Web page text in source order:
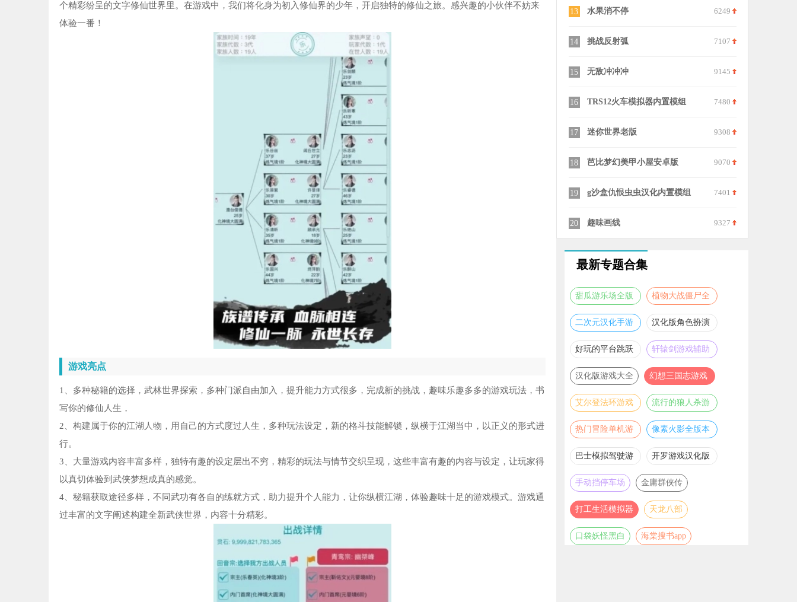
个精彩纷呈的文字修仙世界里。在游戏中，我们将化身为初入修仙界的少年，开启独特的修仙之旅。感兴趣的小伙伴不妨来
体验一番！
游戏亮点
1、多种秘籍的选择，武林世界探索，多种门派自由加入，提升能力方式很多，完成新的挑战，趣味乐趣多多的游戏玩法，书
写你的修仙人生，
2、构建属于你的江湖人物，用自己的方式度过人生，多种玩法设定，新的格斗技能解锁，纵横于江湖当中，以正义的形式进
行。
3、大量游戏内容丰富多样，独特有趣的设定层出不穷，精彩的玩法与情节交织呈现，这些丰富有趣的内容与设定，让玩家得
以真切体验到武侠梦想成真的感觉。
4、秘籍获取途径多样，不同武功有各自的练就方式，助力提升个人能力，让你纵横江湖，体验趣味十足的游戏模式。游戏通
过丰富的文字阐述构建全新武侠世界，内容十分精彩。
3 特殊的要求 8717
4 生存战争2.2枪械+僵尸mod 8896
火柴人战争遗产fm修改器魔改版 9453
汤姆猫跑酷入口 7413
甜瓜游乐场泰坦监控人模组 9493
9 我的世界惊变100天整合包手机版
10 Fall Rush 6124
13 水果消不停 23 你好邻居2 9029
24 探险之岛最新内购版 8063
25 6785
26 黑洞冒险闯关 9333
27 冬季森林生存内置修改器 8425
28 针尖缝隙大冒险 8114
29 黑洞突击 9279
30 传说世界幻想 9239
最新专题合集
甜瓜游乐场全版
本合集
植物大战僵尸全
版本合集
二次元汉化手游
推荐
汉化版角色扮演
游戏大全
好玩的平台跳跃
游戏合集
轩辕剑游戏辅助
合集
汉化版游戏大全
幻想三国志游戏
辅助合集
艾尔登法环游戏
辅助合集
流行的狼人杀游
戏合集
热门冒险单机游
戏合集
像素火影全版本
合集
巴士模拟驾驶游
戏合集
开罗游戏汉化版
大全
手动挡停车场
金庸群侠传
打工生活模拟器 天龙八部
口袋妖怪黑白 海棠搜书app